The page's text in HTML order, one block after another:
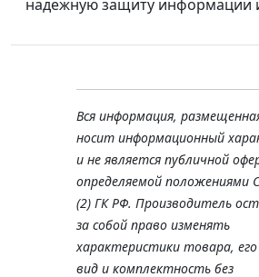
надежную защиту информации
Вся информация,
носит информационный
и не является публичной
определяемой положениями
(2) ГК РФ. Производитель
за собой право изменять
характеристики товара,
вид и комплектность без